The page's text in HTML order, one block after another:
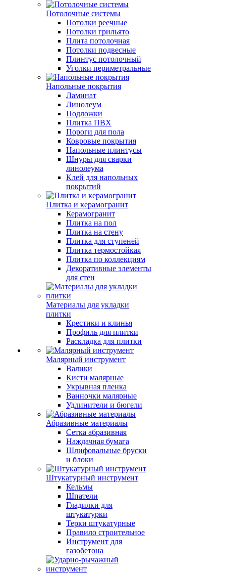
Потолочные системы
Потолки реечные
Потолки грильято
Плита потолочная
Потолки подвесные
Плинтус потолочный
Уголки периметральные
Напольные покрытия
Ламинат
Линолеум
Подложки
Плитка ПВХ
Пороги для пола
Ковровые покрытия
Напольные плинтусы
Шнуры для сварки
линолеума
Клей для напольных
покрытий
Плитка и керамогранит
Керамогранит
Плитка на пол
Плитка на стену
Плитка для ступеней
Плитка термостойкая
Плитка по коллекциям
Декоративные элементы
для стен
Материалы для укладки
плитки
Крестики и клинья
Профиль для плитки
Раскладка для плитки
Малярный инструмент
Валики
Кисти малярные
Укрывная пленка
Ванночки малярные
Удлинители и бюгели
Абразивные материалы
Сетка абразивная
Наждачная бумага
Шлифовальные бруски
и блоки
Штукатурный инструмент
Кельмы
Шпатели
Гладилки для
штукатурки
Терки штукатурные
Правило строительное
Инструмент для
газобетона